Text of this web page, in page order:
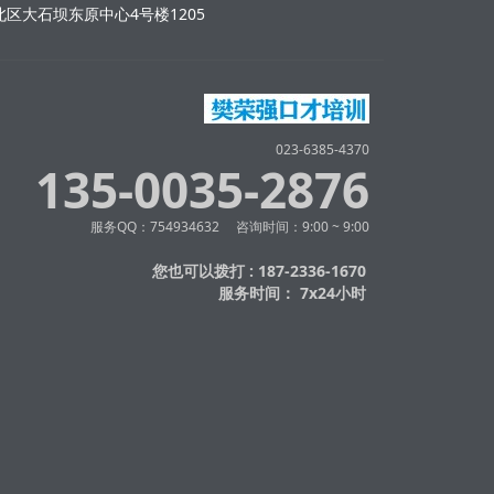
大石坝东原中心4号楼1205
023-6385-4370
135-0035-2876
服务QQ：754934632 咨询时间：9:00 ~ 9:00
您也可以拨打 : 187-2336-1670
服务时间： 7x24小时